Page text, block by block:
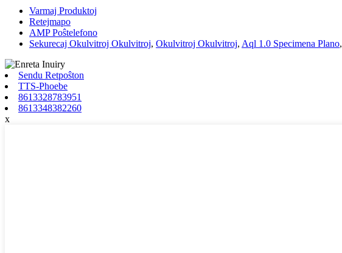
Varmaj Produktoj
Retejmapo
AMP Poŝtelefono
Sekurecaj Okulvitroj Okulvitroj, Okulvitroj Okulvitroj, Aql 1.0 Specimena Plano,
Sendu Retpoŝton
TTS-Phoebe
8613328783951
8613348382260
x